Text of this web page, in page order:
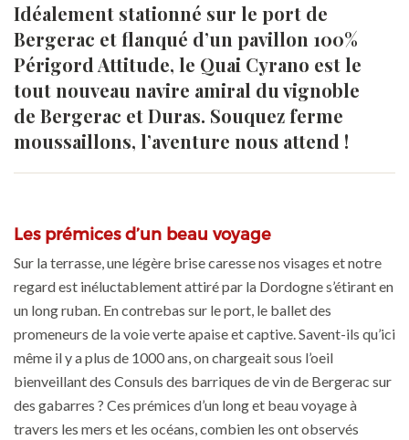
Idéalement stationné sur le port de
Bergerac et flanqué d’un pavillon 100%
Périgord Attitude, le Quai Cyrano est le
tout nouveau navire amiral du vignoble
de Bergerac et Duras. Souquez ferme
moussaillons, l’aventure nous attend !
Les prémices d’un beau voyage
Sur la terrasse, une légère brise caresse nos visages et notre
regard est inéluctablement attiré par la Dordogne s’étirant en
un long ruban. En contrebas sur le port, le ballet des
promeneurs de la voie verte apaise et captive. Savent-ils qu’ici
même il y a plus de 1000 ans, on chargeait sous l’oeil
bienveillant des Consuls des barriques de vin de Bergerac sur
des gabarres ? Ces prémices d’un long et beau voyage à
travers les mers et les océans, combien les ont observés